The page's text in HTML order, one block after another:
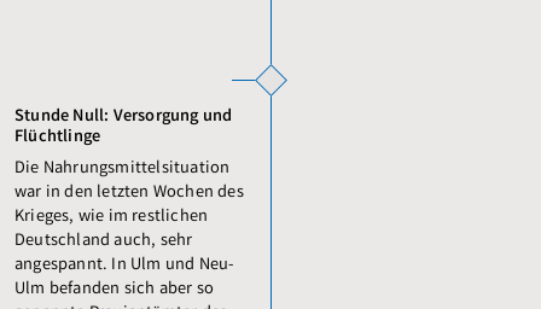
Stunde Null: Versorgung und
Flüchtlinge
Die Nahrungsmittelsituation
war in den letzten Wochen des
Krieges, wie im restlichen
Deutschland auch, sehr
angespannt. In Ulm und Neu-
Ulm befanden sich aber so